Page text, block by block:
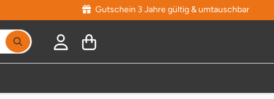
Gutschein 3 Jahre gültig & umtauschbar